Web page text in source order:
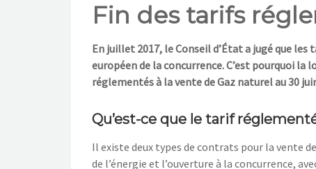
Fin des tarifs
En juillet 2017, le Conseil d’État a jugé que
européen de la concurrence. C’est pourquoi
réglementés à la vente de Gaz naturel au 30
Qu’est-ce que le tarif
Il existe deux types de contrats pour la vente
de l’énergie et l’ouverture à la concurrence,